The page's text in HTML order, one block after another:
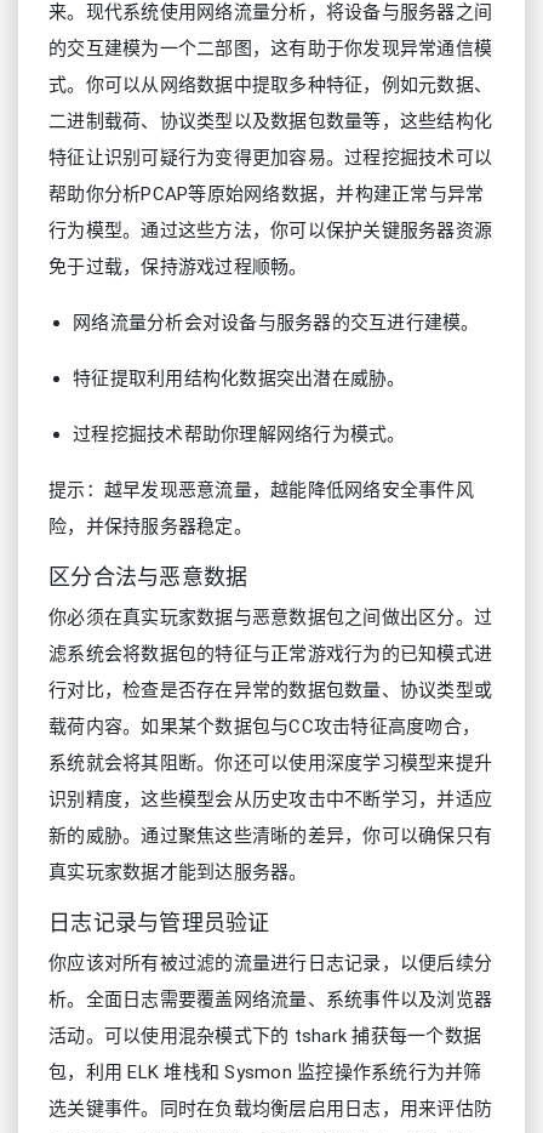
来。现代系统使用网络流量分析，将设备与服务器之间
的交互建模为一个二部图，这有助于你发现异常通信模
式。你可以从网络数据中提取多种特征，例如元数据、
二进制载荷、协议类型以及数据包数量等，这些结构化
特征让识别可疑行为变得更加容易。过程挖掘技术可以
帮助你分析PCAP等原始网络数据，并构建正常与异常
行为模型。通过这些方法，你可以保护关键服务器资源
免于过载，保持游戏过程顺畅。
网络流量分析会对设备与服务器的交互进行建模。
特征提取利用结构化数据突出潜在威胁。
过程挖掘技术帮助你理解网络行为模式。
提示：越早发现恶意流量，越能降低网络安全事件风
险，并保持服务器稳定。
区分合法与恶意数据
你必须在真实玩家数据与恶意数据包之间做出区分。过
滤系统会将数据包的特征与正常游戏行为的已知模式进
行对比，检查是否存在异常的数据包数量、协议类型或
载荷内容。如果某个数据包与CC攻击特征高度吻合，
系统就会将其阻断。你还可以使用深度学习模型来提升
识别精度，这些模型会从历史攻击中不断学习，并适应
新的威胁。通过聚焦这些清晰的差异，你可以确保只有
真实玩家数据才能到达服务器。
日志记录与管理员验证
你应该对所有被过滤的流量进行日志记录，以便后续分
析。全面日志需要覆盖网络流量、系统事件以及浏览器
活动。可以使用混杂模式下的 tshark 捕获每一个数据
包，利用 ELK 堆栈和 Sysmon 监控操作系统行为并筛
选关键事件。同时在负载均衡层启用日志，用来评估防